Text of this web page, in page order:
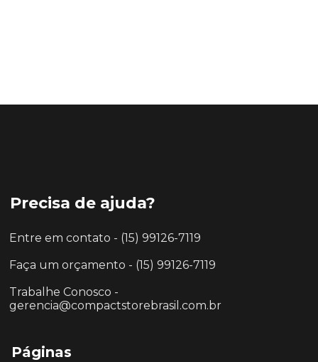
Precisa de ajuda?
Entre em contato - (15) 99126-7119
Faça um orçamento - (15) 99126-7119
Trabalhe Conosco -
gerencia@compactstorebrasil.com.br
Páginas